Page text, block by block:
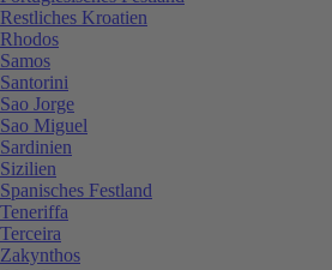
Restliches Kroatien
Rhodos
Samos
Santorini
Sao Jorge
Sao Miguel
Sardinien
Sizilien
Spanisches Festland
Teneriffa
Terceira
Zakynthos